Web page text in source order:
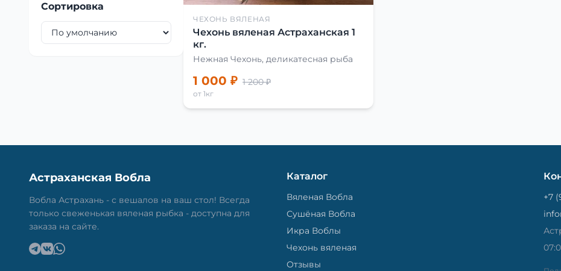
Сортировка
ЧЕХОНЬ ВЯЛЕНАЯ
Чехонь вяленая Астраханская 1
кг.
Нежная Чехонь, деликатесная рыба
1 000 ₽ 1 200 ₽
от 1кг
Астраханская Вобла
Вобла Астрахань - с вешалов на ваш стол! Всегда
только свеженькая вяленая рыбка - доступна для
заказа на сайте.
Каталог
Вяленая Вобла
Сушёная Вобла
Икра Воблы
Чехонь вяленая
Отзывы
+7